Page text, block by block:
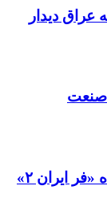
عراق دیدار
صنعت
تمدید مهلت ثبت‌نام دومین نمایشگاه «فر ایران ۲»